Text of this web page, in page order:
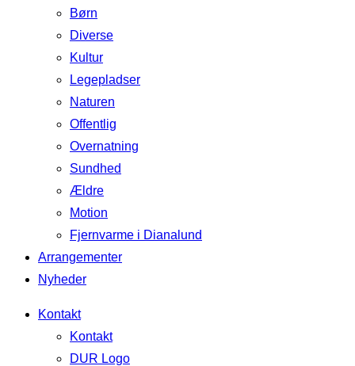
Børn
Diverse
Kultur
Legepladser
Naturen
Offentlig
Overnatning
Sundhed
Ældre
Motion
Fjernvarme i Dianalund
Arrangementer
Nyheder
Kontakt
Kontakt
DUR Logo